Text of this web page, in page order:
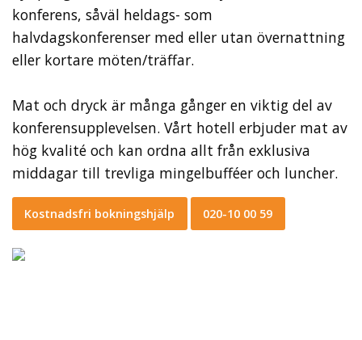
konferens, såväl heldags- som
halvdagskonferenser med eller utan övernattning
eller kortare möten/träffar.
Mat och dryck är många gånger en viktig del av
konferensupplevelsen. Vårt hotell erbjuder mat av
hög kvalité och kan ordna allt från exklusiva
middagar till trevliga mingelbufféer och luncher.
Kostnadsfri bokningshjälp 020-10 00 59